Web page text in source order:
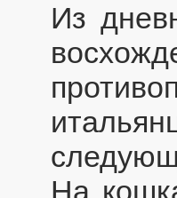
Из
На